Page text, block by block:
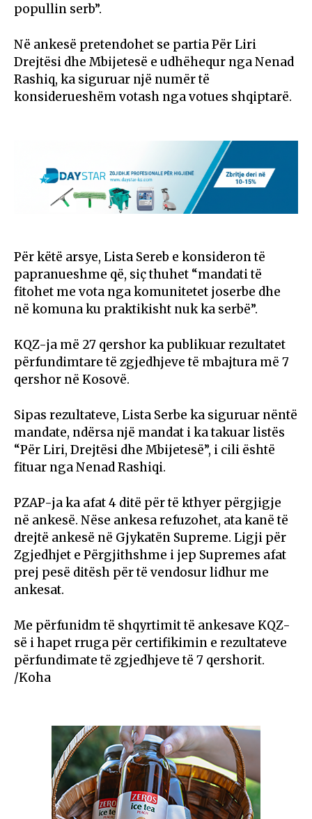
popullin serb”.
Në ankesë pretendohet se partia Për Liri
Drejtësi dhe Mbijetesë e udhëhequr nga Nenad
Rashiq, ka siguruar një numër të
konsiderueshëm votash nga votues shqiptarë.
Për këtë arsye, Lista Sereb e konsideron të
papranueshme që, siç thuhet “mandati të
fitohet me vota nga komunitetet joserbe dhe
në komuna ku praktikisht nuk ka serbë”.
KQZ-ja më 27 qershor ka publikuar rezultatet
përfundimtare të zgjedhjeve të mbajtura më 7
qershor në Kosovë.
Sipas rezultateve, Lista Serbe ka siguruar nëntë
mandate, ndërsa një mandat i ka takuar listës
“Për Liri, Drejtësi dhe Mbijetesë”, i cili është
fituar nga Nenad Rashiqi.
PZAP-ja ka afat 4 ditë për të kthyer përgjigje
në ankesë. Nëse ankesa refuzohet, ata kanë të
drejtë ankesë në Gjykatën Supreme. Ligji për
Zgjedhjet e Përgjithshme i jep Supremes afat
prej pesë ditësh për të vendosur lidhur me
ankesat.
Me përfunidm të shqyrtimit të ankesave KQZ-
së i hapet rruga për certifikimin e rezultateve
përfundimate të zgjedhjeve të 7 qershorit.
/Koha